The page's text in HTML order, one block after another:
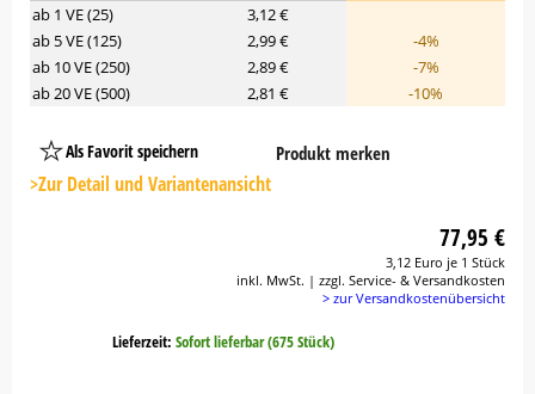
ab 1 VE (25)
3,12 €
ab 5 VE (125)
2,99 €
-4%
ab 10 VE (250)
2,89 €
-7%
ab 20 VE (500)
2,81 € -10%
Als Favorit speichern
Platzhalter
Button
Produkt merken
>Zur Detail und Variantenansicht
77,95 €
3,12 Euro je 1 Stück
inkl. MwSt. | zzgl. Service- & Versandkosten
> zur Versandkostenübersicht
Lieferzeit: Sofort lieferbar (675 Stück)